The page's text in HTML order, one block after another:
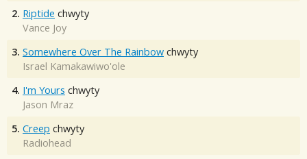
2. Riptide chwyty
Vance Joy
3. Somewhere Over The Rainbow chwyty
Israel Kamakawiwo'ole
4. I'm Yours chwyty
Jason Mraz
5. Creep chwyty
Radiohead